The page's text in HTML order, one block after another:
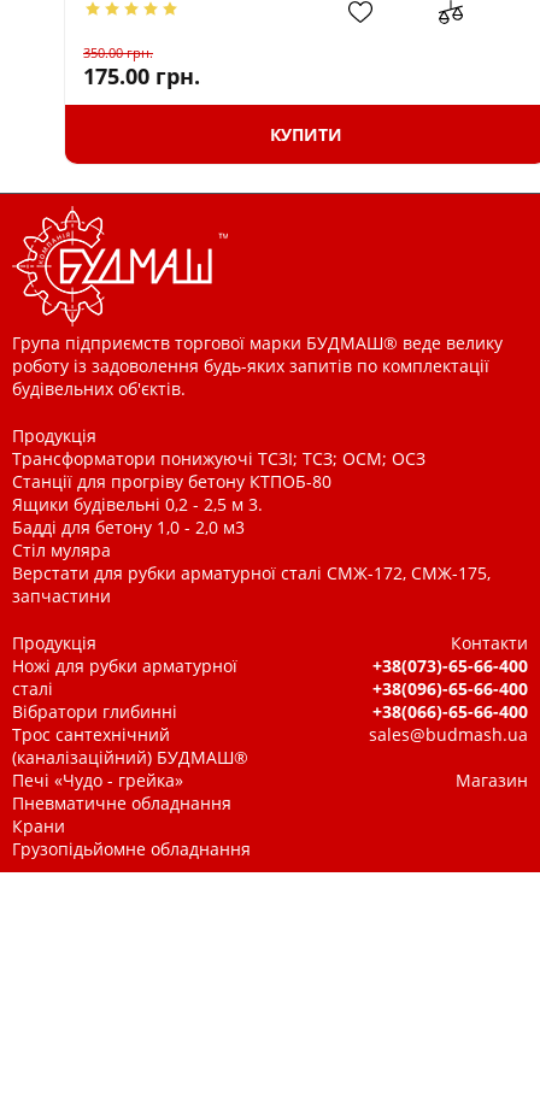
350.00грн.
175.00 грн.
КУПИТИ
Група підприємств торгової марки БУДМАШ® веде велику
роботу із задоволення будь-яких запитів по комплектації
будівельних об'єктів.
Продукція
Трансформатори понижуючі ТСЗІ; ТСЗ; ОСМ; ОСЗ
Станції для прогріву бетону КТПОБ-80
Ящики будівельні 0,2 - 2,5 м 3.
Бадді для бетону 1,0 - 2,0 м3
Стіл муляра
Верстати для рубки арматурної сталі СМЖ-172, СМЖ-175,
запчастини
Продукція
Ножі для рубки арматурної
сталі
Вібратори глибинні
Трос сантехнічний
(каналізаційний) БУДМАШ®
Печі «Чудо - грейка»
Пневматичне обладнання
Крани
Грузопідьйомне обладнання
Контакти
+38(073)-65-66-400
+38(096)-65-66-400
+38(066)-65-66-400
sales@budmash.ua
Магазин